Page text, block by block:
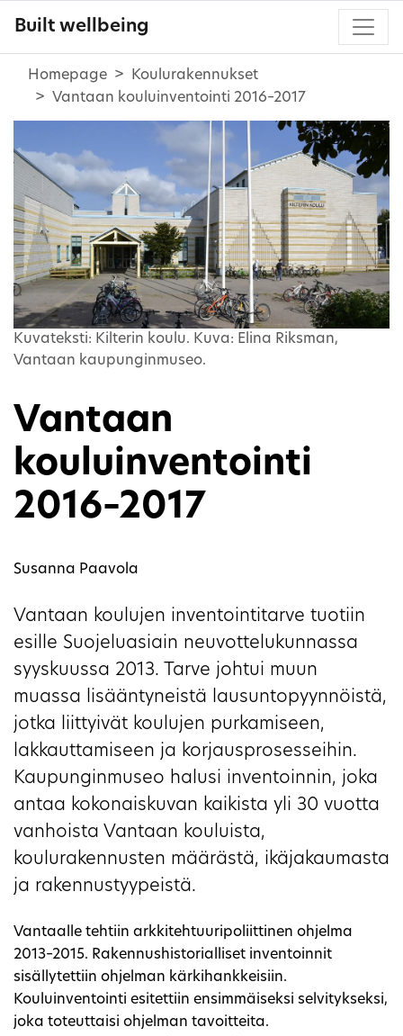
Built wellbeing
Homepage
Koulurakennukset
Vantaan kouluinventointi 2016–2017
Kuvateksti: Kilterin koulu. Kuva: Elina Riksman,
Vantaan kaupunginmuseo.
Vantaan
kouluinventointi
2016–2017
Susanna Paavola
Vantaan koulujen inventointitarve tuotiin
esille Suojeluasiain neuvottelukunnassa
syyskuussa 2013. Tarve johtui muun
muassa lisääntyneistä lausuntopyynnöistä,
jotka liittyivät koulujen purkamiseen,
lakkauttamiseen ja korjausprosesseihin.
Kaupunginmuseo halusi inventoinnin, joka
antaa kokonaiskuvan kaikista yli 30 vuotta
vanhoista Vantaan kouluista,
koulurakennusten määrästä, ikäjakaumasta
ja rakennustyypeistä.
Vantaalle tehtiin arkkitehtuuripoliittinen ohjelma
2013–2015. Rakennushistorialliset inventoinnit
sisällytettiin ohjelman kärkihankkeisiin.
Kouluinventointi esitettiin ensimmäiseksi selvitykseksi,
joka toteuttaisi ohjelman tavoitteita.